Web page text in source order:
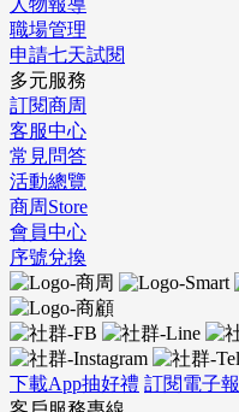
人物報導
職場管理
申請七天試閱
多元服務
訂閱商周
客服中心
常見問答
活動總覽
商周Store
會員中心
序號兌換
下載App抽好禮 訂閱電子報